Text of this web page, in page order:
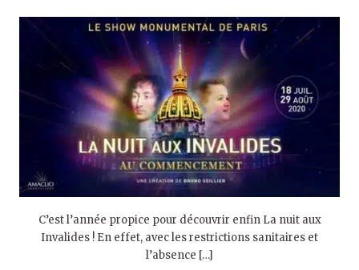
C’est l’année propice pour découvrir enfin La nuit aux
Invalides ! En effet, avec les restrictions sanitaires et
l’absence […]